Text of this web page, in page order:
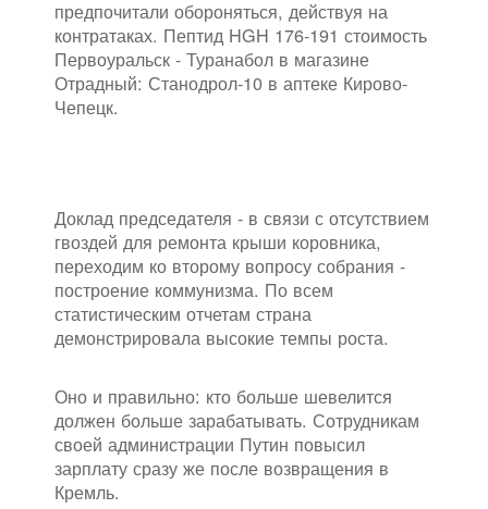
предпочитали обороняться, действуя на
контратаках. Пептид HGH 176-191 стоимость
Первоуральск - Туранабол в магазине
Отрадный: Станодрол-10 в аптеке Кирово-
Чепецк.
Доклад председателя - в связи с отсутствием
гвоздей для ремонта крыши коровника,
переходим ко второму вопросу собрания -
построение коммунизма. По всем
статистическим отчетам страна
демонстрировала высокие темпы роста.
Оно и правильно: кто больше шевелится
должен больше зарабатывать. Сотрудникам
своей администрации Путин повысил
зарплату сразу же после возвращения в
Кремль.